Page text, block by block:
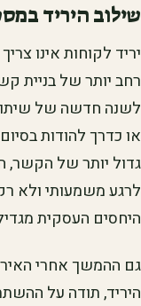
שילוב היריד
יריד לקוחות אינו
רחב יותר של בניית
לשנה חדשה של
או כדרך להודות
גדול יותר של הקשר,
לרגע משמעותי ולא
היחסים העסקית
גם ההמשך אחרי
היריד, תודה על